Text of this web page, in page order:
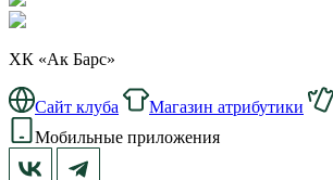
ХК «Ак Барс»
Сайт клуба Магазин атрибутики
Мобильные приложения